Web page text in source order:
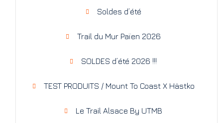
Soldes d’été
Trail du Mur Païen 2026
SOLDES d’été 2026 !!!
TEST PRODUITS / Mount To Coast X Hästko
Le Trail Alsace By UTMB